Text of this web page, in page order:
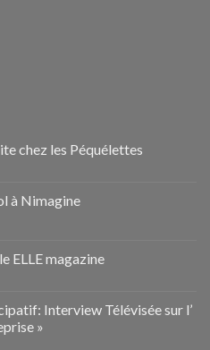
chez les Péquélettes
à Nimagine
ELLE magazine
Interview Télévisée sur l’
»